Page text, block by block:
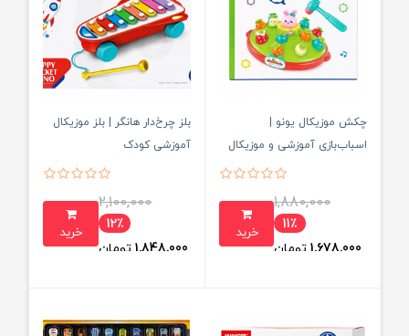
چکش موزیکال یونو |
اسباب‌بازی آموزشی و موزیکال
1,880,000
11٪
1,678,000تومان
خرید
بلز چرخ‌دار هانگر | بلز موزیکال
آموزشی کودک
2,100,000
12٪
1,848,000تومان
خرید